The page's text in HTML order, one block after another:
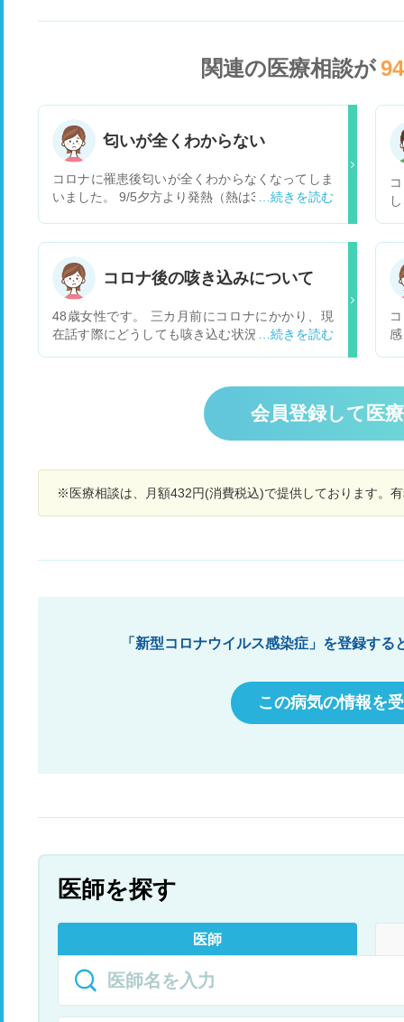
関連の医療相談が
匂いが全くわからない
コロナに罹患後匂いが全くわからなくなってしま
いました。 9/5夕方より発熱（熱は3日くらいで平
か？受診するとすれば何科にいつ頃行けばよいの
でしょうか？コロナ後の咳き込みについて
48歳女性です。 三カ月前にコロナにかかり、現
在話す際にどうしても咳き込む状況がいまだ続い
際、咳がどうしてもでてしまいます。又、咳込み
が多いせいか、声もかすれることもあります。 三
カ月たった現在も完治の気配がない状態です。 コ
ロナ後に私のような症状が出ている方は多いので
ですが、このまま通院だけ続けていく形で良いも
のでしょうか？ なんとか、咳き込みをしずめたい
会員登録して医
※医療相談は、月額432円(消費税込)で提供しております。
「新型コロナウイルス感染症」を登録す
この病気の情報を
医師を探す
医師